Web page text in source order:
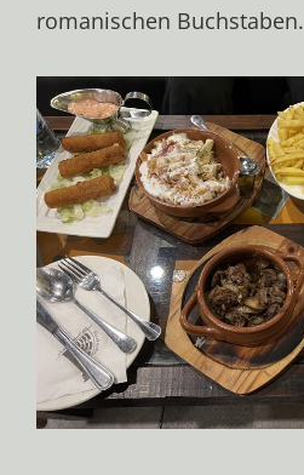
romanischen Buchstaben.